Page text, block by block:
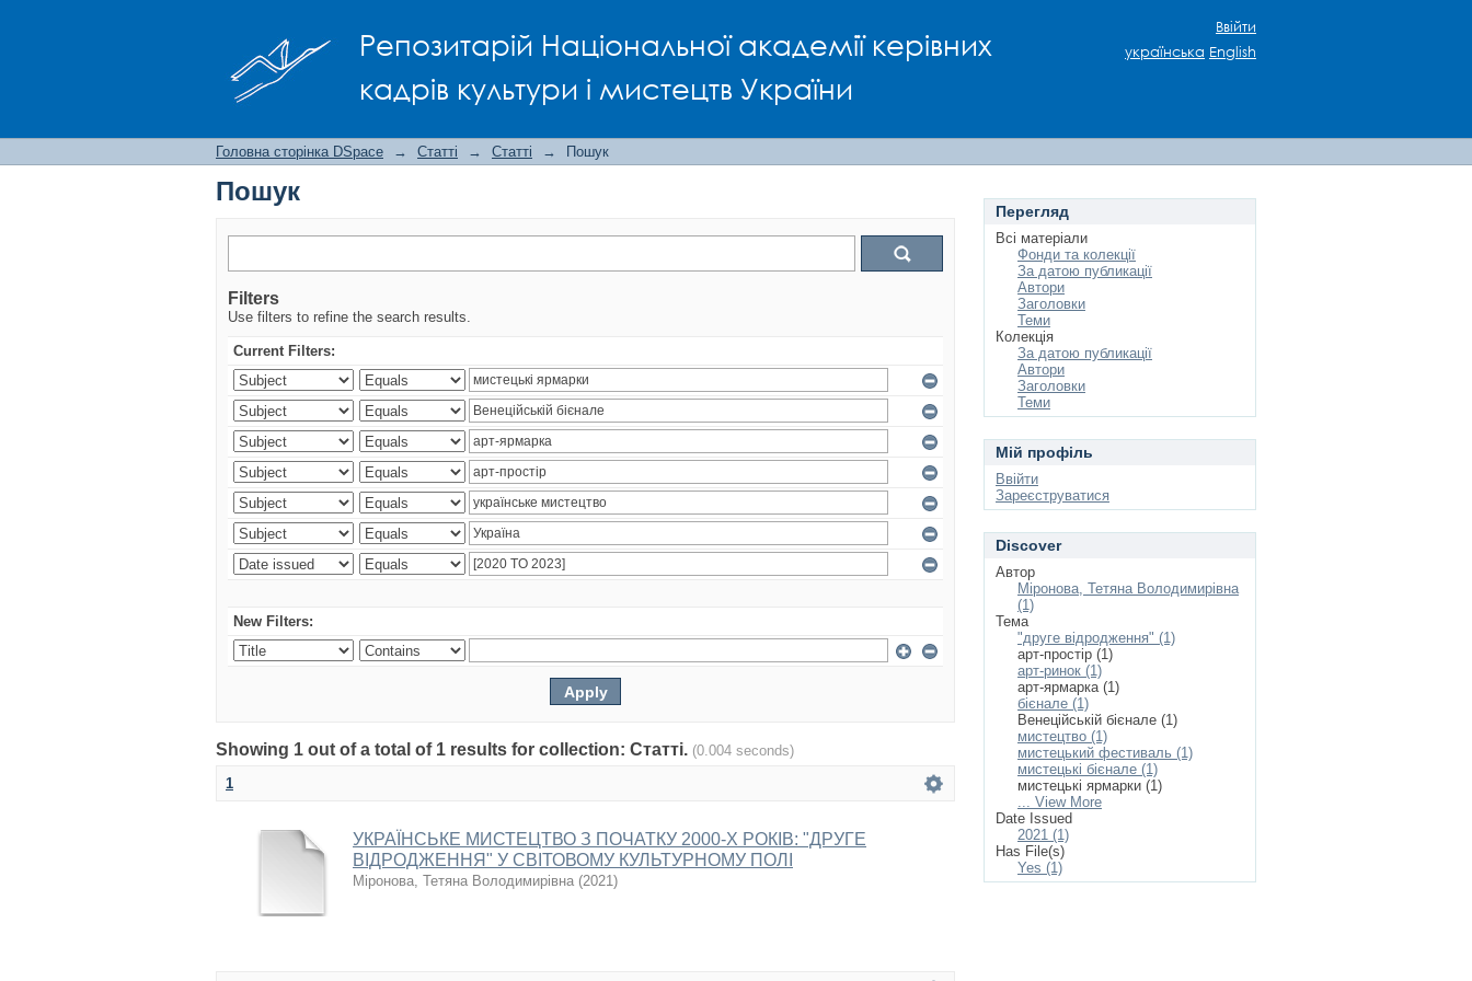
Репозитарій Національної академії керівних
кадрів культури і мистецтв України
Ввійти
українська English
Головна сторінка DSpace → Статті → Статті → Пошук
Пошук
Filters
Use filters to refine the search results.
Current Filters:
New Filters:
Showing 1 out of a total of 1 results for collection: Статті. (0.004 seconds)
1
УКРАЇНСЬКЕ МИСТЕЦТВО З ПОЧАТКУ 2000-Х РОКІВ: "ДРУГЕ
ВІДРОДЖЕННЯ" У СВІТОВОМУ КУЛЬТУРНОМУ ПОЛІ
Міронова, Тетяна Володимирівна (2021)
Перегляд
Всі матеріали
Фонди та колекції
За датою публикації
Автори
Заголовки
Теми
Колекція
За датою публикації
Автори
Заголовки
Теми
Мій профіль
Ввійти
Зареєструватися
Discover
Автор
Міронова, Тетяна Володимирівна
(1)
Тема
"друге відродження" (1)
арт-простір (1)
арт-ринок (1)
арт-ярмарка (1)
бієнале (1)
Венеційській бієнале (1)
мистецтво (1)
мистецький фестиваль (1)
мистецькі бієнале (1)
мистецькі ярмарки (1)
... View More
Date Issued
2021 (1)
Has File(s)
Yes (1)